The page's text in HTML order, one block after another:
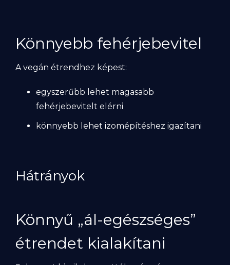
Könnyebb fehérjebevitel
A vegán étrendhez képest:
egyszerűbb lehet magasabb
fehérjebevitelt elérni
könnyebb lehet izomépítéshez igazítani
Hátrányok
Könnyű „ál-egészséges”
étrendet kialakítani